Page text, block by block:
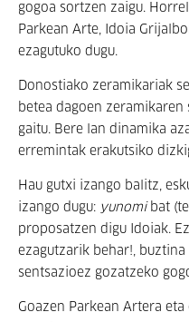
gogoa sortzen zaigu.
Parkean Arte, Idoia
ezagutuko dugu.
Donostiako zeramikariak
betea dagoen
gaitu. Bere lan dinamika
erremintak erakutsiko
Hau gutxi izango balitz,
izango dugu: yunomibat
proposatzen digu Idoiak.
ezagutzarik behar!,
sentsazioez gozatzeko
Goazen Parkean Artera